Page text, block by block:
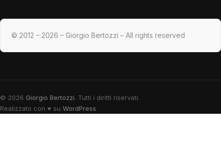
© 2012 – 2026 – Giorgio Bertozzi – All rights reserved
© 2026 Giorgio Bertozzi. Tutti i diritti riservati.
Realizzato con ♥ su WordPress